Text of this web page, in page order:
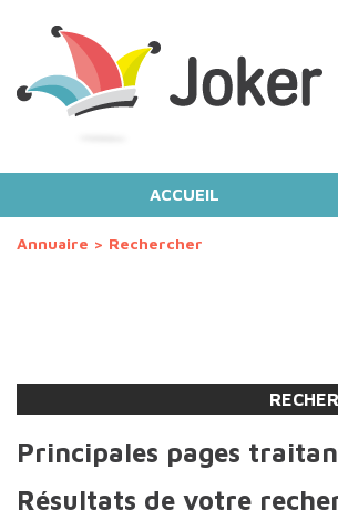
ACCUEIL
Annuaire > Rechercher
Principales pages
Résultats de votre